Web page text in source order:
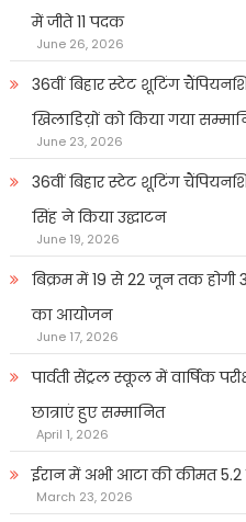
में जीते 11 पदक
June 26, 2026
36वीं बिहार स्टेट शूटिंग
खिलाडिय़ों को किया गया
June 23, 2026
36वीं बिहार स्टेट शूटिंग
सिंह ने किया उद्घाटन
June 19, 2026
बिक्रम में 19 से 22 जून तक होगी
का आयोजन
June 17, 2026
पार्वती सेंट्रल स्कूल में वार्षिक
छात्राएं हुए सम्मानित
April 1, 2026
ईरान में अभी आटा की कीमत 5.2
March 23, 2026